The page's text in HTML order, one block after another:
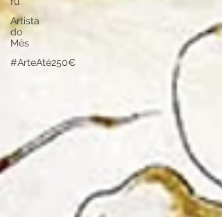
Artista
do
Mês
#ArteAté250€